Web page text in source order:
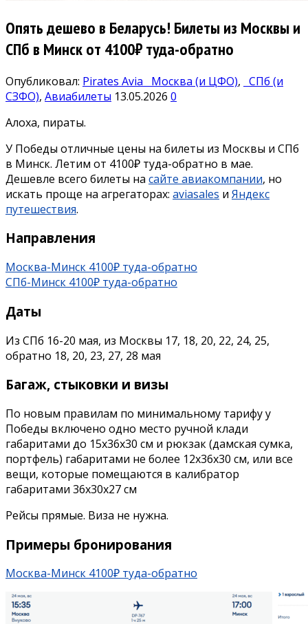
Опять дешево в Беларусь! Билеты из Москвы и
СПб в Минск от 4100₽ туда-обратно
Опубликовал: Pirates Avia Москва (и ЦФО), СПб (и
СЗФО), Авиабилеты 13.05.2026 0
Алоха, пираты.
У Победы отличные цены на билеты из Москвы и СПб
в Минск. Летим от 4100₽ туда-обратно в мае.
Дешевле всего билеты на сайте авиакомпании, но
искать проще на агрегаторах: aviasales и Яндекс
путешествия.
Направления
Москва-Минск 4100₽ туда-обратно
СПб-Минск 4100₽ туда-обратно
Даты
Из СПб 16-20 мая, из Москвы 17, 18, 20, 22, 24, 25,
обратно 18, 20, 23, 27, 28 мая
Багаж, стыковки и визы
По новым правилам по минимальному тарифу у
Победы включено одно место ручной клади
габаритами до 15х36х30 см и рюкзак (дамская сумка,
портфель) габаритами не более 12х36х30 см, или все
вещи, которые помещаются в калибратор
габаритами 36х30х27 см
Рейсы прямые. Виза не нужна.
Примеры бронирования
Москва-Минск 4100₽ туда-обратно